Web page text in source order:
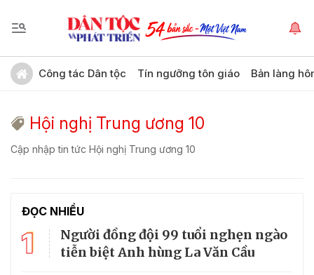
Công tác Dân tộc Tín ngưỡng tôn giáo Bản làng
Hội nghị Trung ương 10
Cập nhập tin tức Hội nghị Trung ương 10
ĐỌC NHIỀU
1
Người đồng đội 99 tuổi nghẹn ngào
tiễn biệt Anh hùng La Văn Cầu